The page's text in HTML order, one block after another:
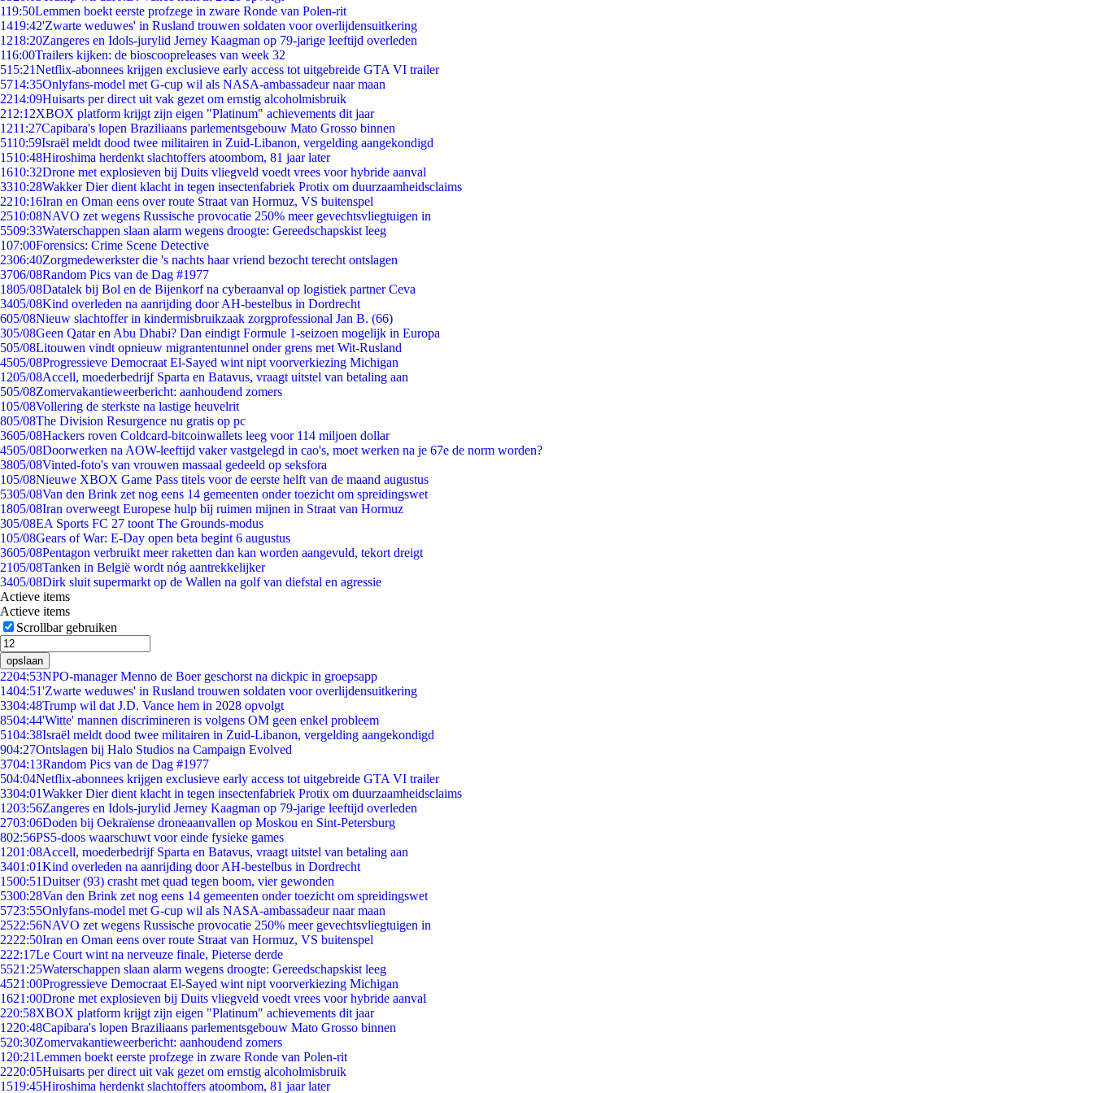
119:50Lemmen boekt eerste profzege in zware Ronde van Polen-rit
1419:42'Zwarte weduwes' in Rusland trouwen soldaten voor overlijdensuitkering
1218:20Zangeres en Idols-jurylid Jerney Kaagman op 79-jarige leeftijd overleden
116:00Trailers kijken: de bioscoopreleases van week 32
515:21Netflix-abonnees krijgen exclusieve early access tot uitgebreide GTA VI trailer
5714:35Onlyfans-model met G-cup wil als NASA-ambassadeur naar maan
2214:09Huisarts per direct uit vak gezet om ernstig alcoholmisbruik
212:12XBOX platform krijgt zijn eigen "Platinum" achievements dit jaar
1211:27Capibara's lopen Braziliaans parlementsgebouw Mato Grosso binnen
5110:59Israël meldt dood twee militairen in Zuid-Libanon, vergelding aangekondigd
1510:48Hiroshima herdenkt slachtoffers atoombom, 81 jaar later
1610:32Drone met explosieven bij Duits vliegveld voedt vrees voor hybride aanval
3310:28Wakker Dier dient klacht in tegen insectenfabriek Protix om duurzaamheidsclaims
2210:16Iran en Oman eens over route Straat van Hormuz, VS buitenspel
2510:08NAVO zet wegens Russische provocatie 250% meer gevechtsvliegtuigen in
5509:33Waterschappen slaan alarm wegens droogte: Gereedschapskist leeg
107:00Forensics: Crime Scene Detective
2306:40Zorgmedewerkster die 's nachts haar vriend bezocht terecht ontslagen
3706/08Random Pics van de Dag #1977
1805/08Datalek bij Bol en de Bijenkorf na cyberaanval op logistiek partner Ceva
3405/08Kind overleden na aanrijding door AH-bestelbus in Dordrecht
605/08Nieuw slachtoffer in kindermisbruikzaak zorgprofessional Jan B. (66)
305/08Geen Qatar en Abu Dhabi? Dan eindigt Formule 1-seizoen mogelijk in Europa
505/08Litouwen vindt opnieuw migrantentunnel onder grens met Wit-Rusland
4505/08Progressieve Democraat El-Sayed wint nipt voorverkiezing Michigan
1205/08Accell, moederbedrijf Sparta en Batavus, vraagt uitstel van betaling aan
505/08Zomervakantieweerbericht: aanhoudend zomers
105/08Vollering de sterkste na lastige heuvelrit
805/08The Division Resurgence nu gratis op pc
3605/08Hackers roven Coldcard-bitcoinwallets leeg voor 114 miljoen dollar
4505/08Doorwerken na AOW-leeftijd vaker vastgelegd in cao's, moet werken na je 67e de norm worden?
3805/08Vinted-foto's van vrouwen massaal gedeeld op seksfora
105/08Nieuwe XBOX Game Pass titels voor de eerste helft van de maand augustus
5305/08Van den Brink zet nog eens 14 gemeenten onder toezicht om spreidingswet
1805/08Iran overweegt Europese hulp bij ruimen mijnen in Straat van Hormuz
305/08EA Sports FC 27 toont The Grounds-modus
105/08Gears of War: E-Day open beta begint 6 augustus
3605/08Pentagon verbruikt meer raketten dan kan worden aangevuld, tekort dreigt
2105/08Tanken in België wordt nóg aantrekkelijker
3405/08Dirk sluit supermarkt op de Wallen na golf van diefstal en agressie
Actieve items
Actieve items
Scrollbar gebruiken
opslaan
2204:53NPO-manager Menno de Boer geschorst na dickpic in groepsapp
1404:51'Zwarte weduwes' in Rusland trouwen soldaten voor overlijdensuitkering
3304:48Trump wil dat J.D. Vance hem in 2028 opvolgt
8504:44'Witte' mannen discrimineren is volgens OM geen enkel probleem
5104:38Israël meldt dood twee militairen in Zuid-Libanon, vergelding aangekondigd
904:27Ontslagen bij Halo Studios na Campaign Evolved
3704:13Random Pics van de Dag #1977
504:04Netflix-abonnees krijgen exclusieve early access tot uitgebreide GTA VI trailer
3304:01Wakker Dier dient klacht in tegen insectenfabriek Protix om duurzaamheidsclaims
1203:56Zangeres en Idols-jurylid Jerney Kaagman op 79-jarige leeftijd overleden
2703:06Doden bij Oekraïense droneaanvallen op Moskou en Sint-Petersburg
802:56PS5-doos waarschuwt voor einde fysieke games
1201:08Accell, moederbedrijf Sparta en Batavus, vraagt uitstel van betaling aan
3401:01Kind overleden na aanrijding door AH-bestelbus in Dordrecht
1500:51Duitser (93) crasht met quad tegen boom, vier gewonden
5300:28Van den Brink zet nog eens 14 gemeenten onder toezicht om spreidingswet
5723:55Onlyfans-model met G-cup wil als NASA-ambassadeur naar maan
2522:56NAVO zet wegens Russische provocatie 250% meer gevechtsvliegtuigen in
2222:50Iran en Oman eens over route Straat van Hormuz, VS buitenspel
222:17Le Court wint na nerveuze finale, Pieterse derde
5521:25Waterschappen slaan alarm wegens droogte: Gereedschapskist leeg
4521:00Progressieve Democraat El-Sayed wint nipt voorverkiezing Michigan
1621:00Drone met explosieven bij Duits vliegveld voedt vrees voor hybride aanval
220:58XBOX platform krijgt zijn eigen "Platinum" achievements dit jaar
1220:48Capibara's lopen Braziliaans parlementsgebouw Mato Grosso binnen
520:30Zomervakantieweerbericht: aanhoudend zomers
1 20:21Lemmen boekt eerste profzege in zware Ronde van Polen-rit
2220:05Huisarts per direct uit vak gezet om ernstig alcoholmisbruik
1519:45Hiroshima herdenkt slachtoffers atoombom, 81 jaar later